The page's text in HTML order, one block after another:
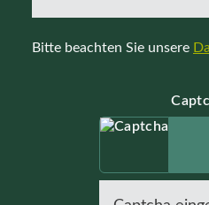
Bitte beachten Sie unsere